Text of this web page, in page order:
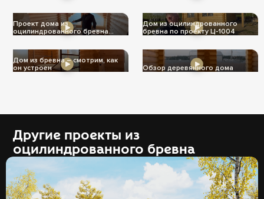
Проект дома из
оцилиндрованного бревна
Дом из оцилиндрованного
бревна по проекту Ц-1004
Дом из бревна – смотрим, как
он устроен
Обзор деревянного дома
Другие проекты из
оцилиндрованного бревна